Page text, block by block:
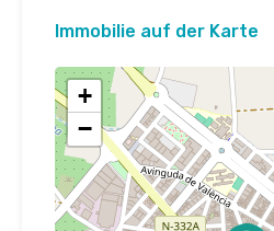
Immobilie auf der Karte
+
−